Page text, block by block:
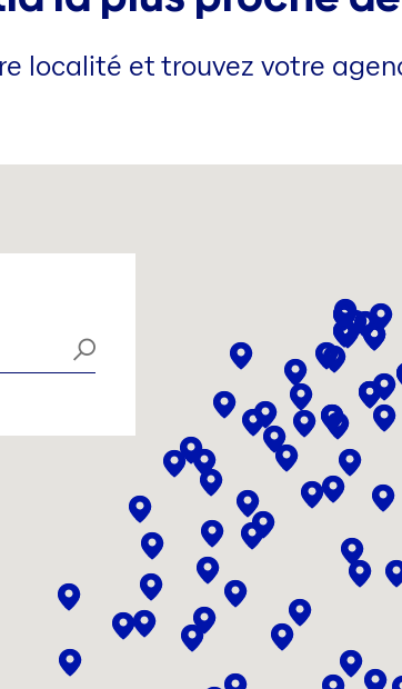
localité et trouvez votre